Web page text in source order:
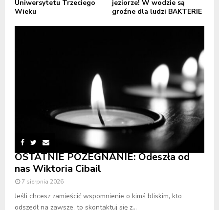
Uniwersytetu Trzeciego
Wieku
jeziorze! W wodzie są
groźne dla ludzi BAKTERIE
OSTATNIE POŻEGNANIE: Odeszła od
nas Wiktoria Cibail
7 sierpnia 2026
Jeśli chcesz zamieścić wspomnienie o kimś bliskim, kto
odszedł na zawsze, to skontaktuj się z...